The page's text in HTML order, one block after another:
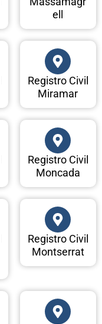
ell
Registro Civil
Miramar
Registro Civil
Moncada
Registro Civil
Montserrat